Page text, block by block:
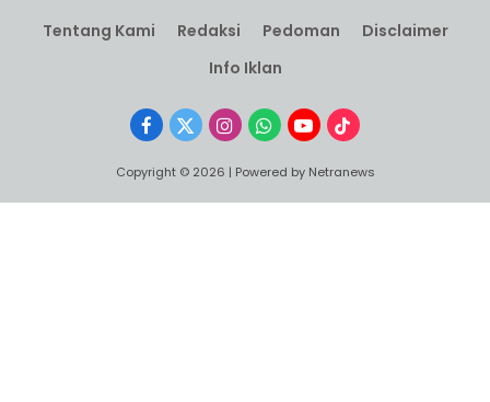
Tentang Kami Redaksi Pedoman
Disclaimer
Info Iklan
Facebook
X
InstagramWhatsApp
YouTubeTikTok
Copyright © 2026 | Powered by Netranews